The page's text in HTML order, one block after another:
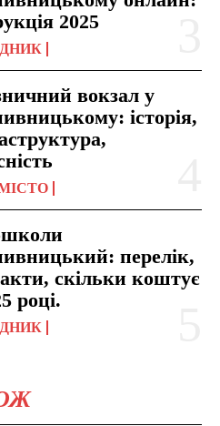
2025
вокзал у
історія,
перелік,
скільки коштує
році.